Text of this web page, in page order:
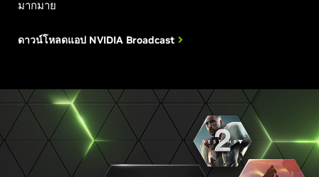
มากมาย
ดาวน์โหลดแอป NVIDIA Broadcast